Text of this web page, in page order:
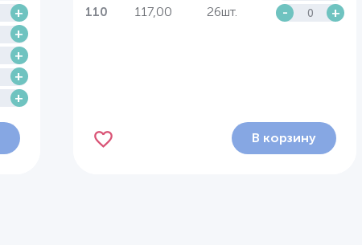
+
+
+
+
+
110 117,00 26шт. - +
В корзину